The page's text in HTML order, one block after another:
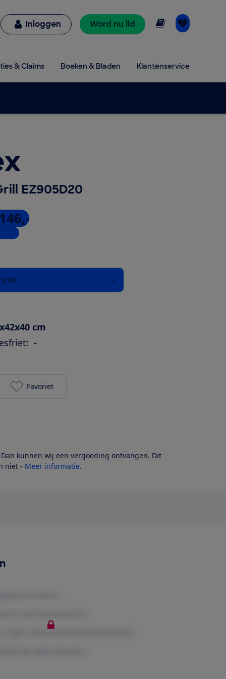
Inloggen Word nu lid Online lezen
& Claims Boeken & Bladen Klantenservice
EZ905D20
cm
-
Moulinex Dual Easy Fry & Grill EZ905D20
Favoriet
kunnen wij een vergoeding ontvangen. Dit
niet - Meer informatie.